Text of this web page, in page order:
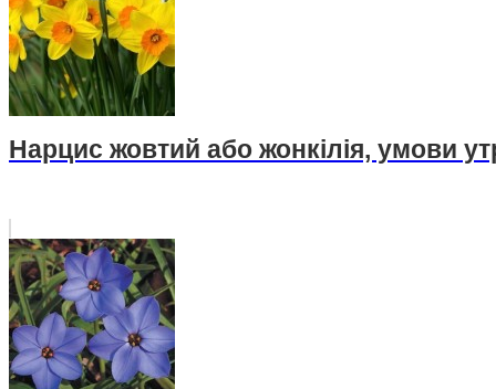
Нарцис жовтий або жонкілія, умови